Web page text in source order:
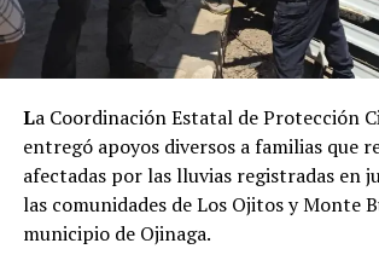
La Coordinación Estatal de Protección
entregó apoyos diversos a familias que
afectadas por las lluvias registradas en
las comunidades de Los Ojitos y Monte
municipio de Ojinaga.